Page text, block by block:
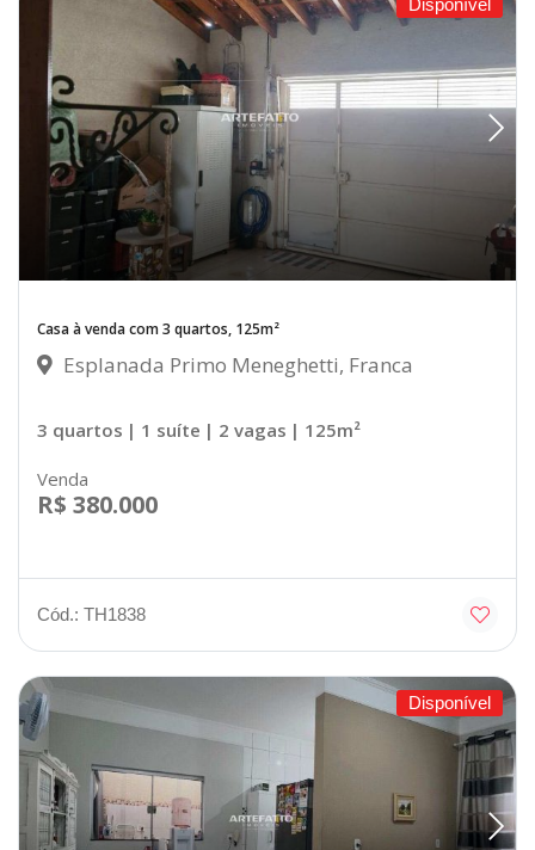
Disponível
Casa à venda com 3 quartos, 125m²
Esplanada Primo Meneghetti, Franca
3 quartos | 1 suíte | 2 vagas | 125m²
Venda
R$ 380.000
Cód.: TH1838
Disponível